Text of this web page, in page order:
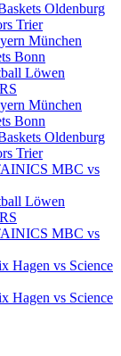
Oldenburg
Trier
München
Bonn
Löwen
München
Bonn
Oldenburg
Trier
MBC vs
Löwen
MBC vs
Hagen vs Science
Hagen vs Science